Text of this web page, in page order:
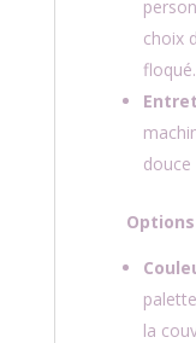
choix
floqué.
douce
la